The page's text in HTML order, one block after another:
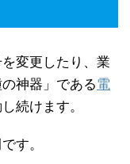
変更したり、業
神器」である電
続けます。
す。